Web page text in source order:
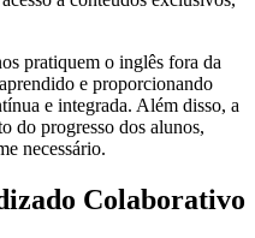
pratiquem o inglês fora da
e proporcionando
e integrada. Além disso, a
do progresso dos alunos,
necessário.
Colaborativo